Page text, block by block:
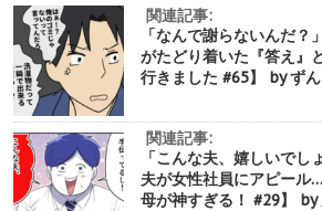
関連記事:
「なんで謝らないんだ
がたどり着いた『答え』
行きました #65】 by ずん
関連記事:
「こんな夫、嬉しいで
夫が女性社員にアピール
母が神すぎる！ #29】 by